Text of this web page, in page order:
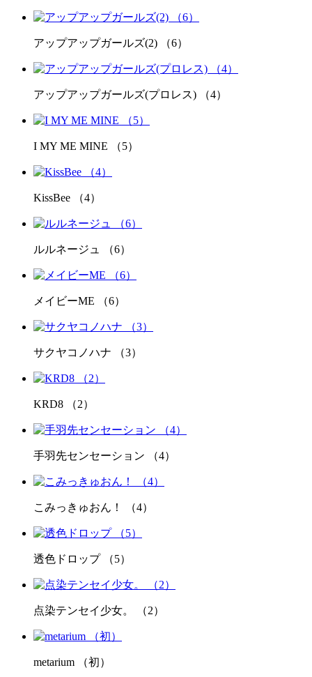
アップアップガールズ(2) （6）
アップアップガールズ(プロレス) （4）
I MY ME MINE （5）
KissBee （4）
ルルネージュ （6）
メイビーME （6）
サクヤコノハナ （3）
KRD8 （2）
手羽先センセーション （4）
こみっきゅおん！ （4）
透色ドロップ （5）
点染テンセイ少女。 （2）
metarium （初）